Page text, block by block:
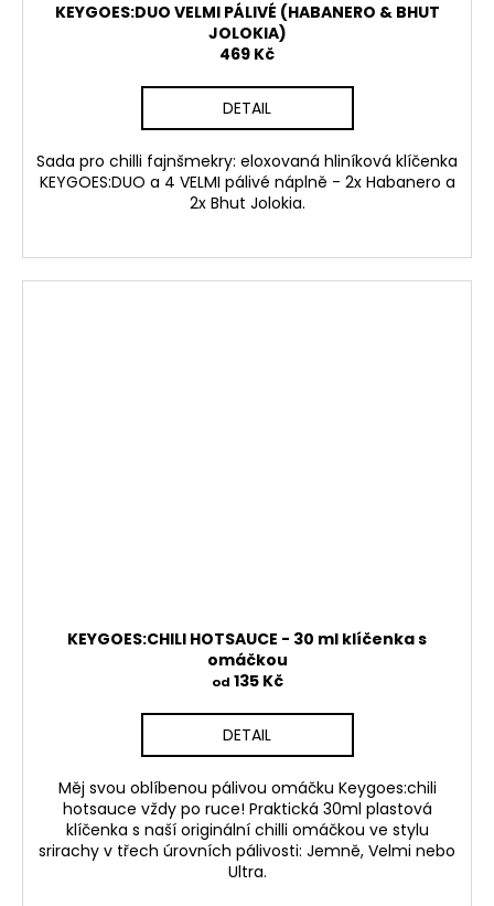
KEYGOES:DUO VELMI PÁLIVÉ (HABANERO & BHUT
JOLOKIA)
469 Kč
DETAIL
Sada pro chilli fajnšmekry: eloxovaná hliníková klíčenka
KEYGOES:DUO a 4 VELMI pálivé náplně - 2x Habanero a
2x Bhut Jolokia.
KEYGOES:CHILI HOTSAUCE - 30 ml klíčenka s
omáčkou
od 135 Kč
DETAIL
Měj svou oblíbenou pálivou omáčku Keygoes:chili
hotsauce vždy po ruce! Praktická 30ml plastová
klíčenka s naší originální chilli omáčkou ve stylu
srirachy v třech úrovních pálivosti: Jemně, Velmi nebo
Ultra.